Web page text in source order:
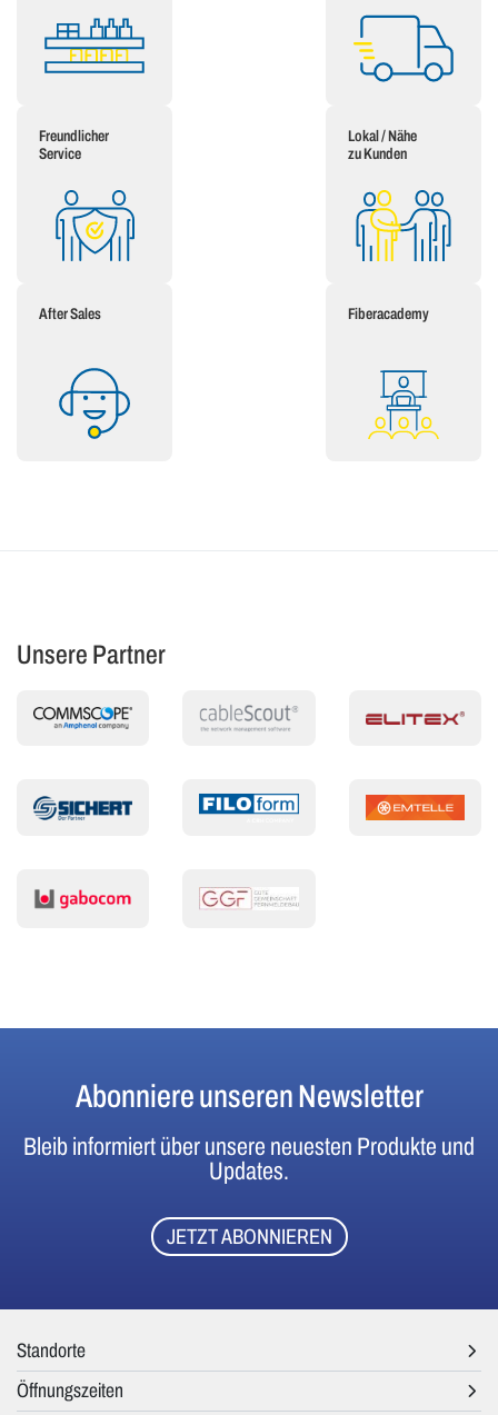
Freundlicher
Service
Lokal / Nähe
zu Kunden
After Sales Fiberacademy
Unsere Partner
Abonniere unseren Newsletter
Bleib informiert über unsere neuesten Produkte und
Updates.
JETZT ABONNIEREN
Standorte
Öffnungszeiten